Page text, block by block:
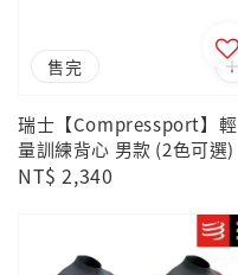
售完
瑞士【Compressport】輕
量訓練背心 男款 (2色可選)
Regular
NT$ 2,340